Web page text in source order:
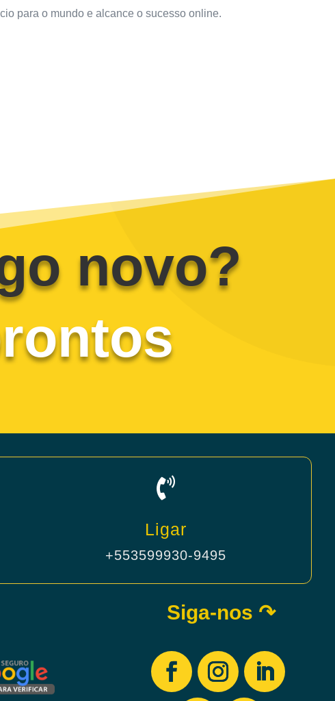
para o mundo e alcance o sucesso online.
novo?

Ligar
+553599930-9495
Siga-nos ↷